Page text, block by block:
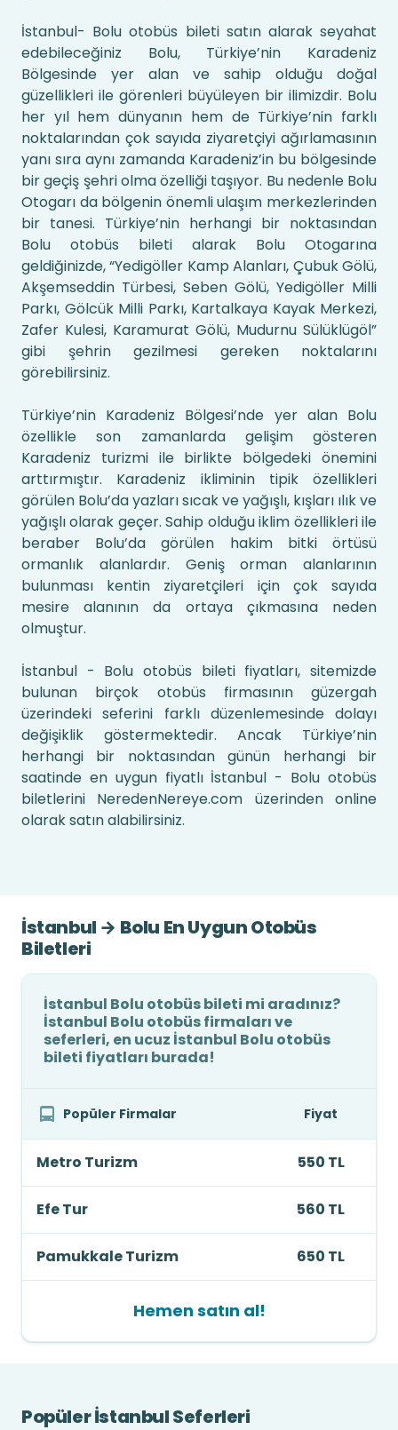
İstanbul- Bolu otobüs bileti satın alarak seyahat
edebileceğiniz Bolu, Türkiye’nin Karadeniz
Bölgesinde yer alan ve sahip olduğu doğal
güzellikleri ile görenleri büyüleyen bir ilimizdir. Bolu
her yıl hem dünyanın hem de Türkiye’nin farklı
noktalarından çok sayıda ziyaretçiyi ağırlamasının
yanı sıra aynı zamanda Karadeniz’in bu bölgesinde
bir geçiş şehri olma özelliği taşıyor. Bu nedenle Bolu
Otogarı da bölgenin önemli ulaşım merkezlerinden
bir tanesi. Türkiye’nin herhangi bir noktasından
Bolu otobüs bileti alarak Bolu Otogarına
geldiğinizde, “Yedigöller Kamp Alanları, Çubuk Gölü,
Akşemseddin Türbesi, Seben Gölü, Yedigöller Milli
Parkı, Gölcük Milli Parkı, Kartalkaya Kayak Merkezi,
Zafer Kulesi, Karamurat Gölü, Mudurnu Sülüklügöl”
gibi şehrin gezilmesi gereken noktalarını
görebilirsiniz.
Türkiye’nin Karadeniz Bölgesi’nde yer alan Bolu
özellikle son zamanlarda gelişim gösteren
Karadeniz turizmi ile birlikte bölgedeki önemini
arttırmıştır. Karadeniz ikliminin tipik özellikleri
görülen Bolu’da yazları sıcak ve yağışlı, kışları ılık ve
yağışlı olarak geçer. Sahip olduğu iklim özellikleri ile
beraber Bolu’da görülen hakim bitki örtüsü
ormanlık alanlardır. Geniş orman alanlarının
bulunması kentin ziyaretçileri için çok sayıda
mesire alanının da ortaya çıkmasına neden
olmuştur.
İstanbul - Bolu otobüs bileti fiyatları, sitemizde
bulunan birçok otobüs firmasının güzergah
üzerindeki seferini farklı düzenlemesinde dolayı
değişiklik göstermektedir. Ancak Türkiye’nin
herhangi bir noktasından günün herhangi bir
saatinde en uygun fiyatlı İstanbul - Bolu otobüs
biletlerini NeredenNereye.com üzerinden online
olarak satın alabilirsiniz.
İstanbul → Bolu En Uygun Otobüs
Biletleri
İstanbul Bolu otobüs bileti mi aradınız?
İstanbul Bolu otobüs firmaları ve
seferleri, en ucuz İstanbul Bolu otobüs
bileti fiyatları burada!
Popüler Firmalar Fiyat
Metro Turizm 550 TL
Efe Tur 560 TL
Pamukkale Turizm 650 TL
Hemen satın al!
Popüler İstanbul Seferleri